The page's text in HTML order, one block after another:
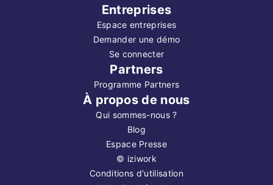
Entreprises
Espace entreprises
Demander une démo
Se connecter
Partners
Programme Partners
À propos de nous
Qui sommes-nous ?
Blog
Espace Presse
© iziwork
Conditions d'utilisation